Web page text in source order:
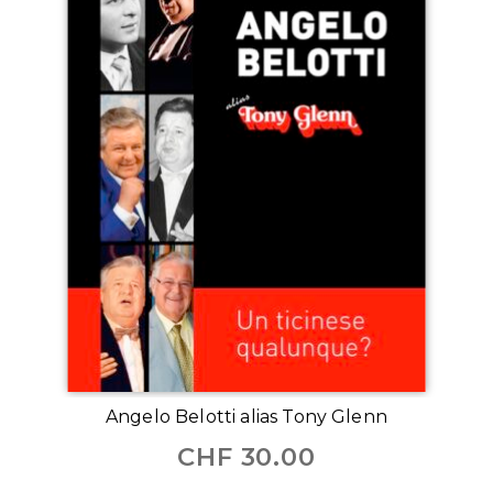
Angelo Belotti alias Tony Glenn
CHF 30.00